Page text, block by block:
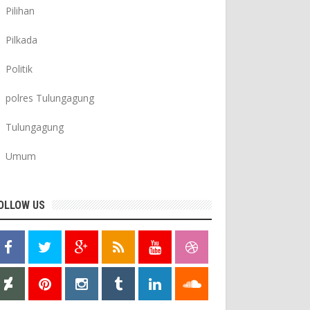
Pilihan
Pilkada
Politik
polres Tulungagung
Tulungagung
Umum
US